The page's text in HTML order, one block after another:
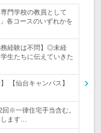
門学校の教員として
各コースのいずれかを
務経験は不問】◎未経
生たちに伝えていきた
【仙台キャンパス】
回※一律住宅手当含む。
ます…